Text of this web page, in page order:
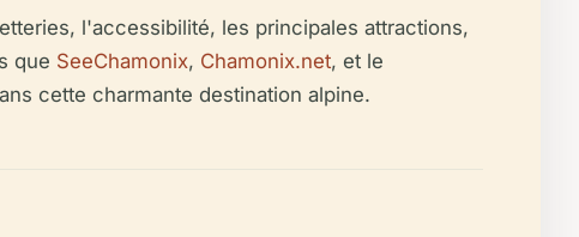
l'accessibilité, les principales attractions,
que SeeChamonix, Chamonix.net, et le
cette charmante destination alpine.